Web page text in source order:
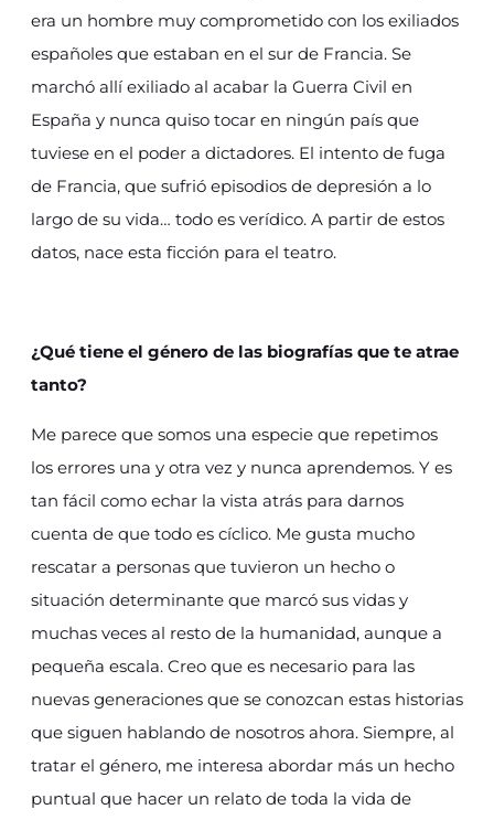
era un hombre muy comprometido con los exiliados
españoles que estaban en el sur de Francia. Se
marchó allí exiliado al acabar la Guerra Civil en
España y nunca quiso tocar en ningún país que
tuviese en el poder a dictadores. El intento de fuga
de Francia, que sufrió episodios de depresión a lo
largo de su vida… todo es verídico. A partir de estos
datos, nace esta ficción para el teatro.
¿Qué tiene el género de las biografías que te atrae
tanto?
Me parece que somos una especie que repetimos
los errores una y otra vez y nunca aprendemos. Y es
tan fácil como echar la vista atrás para darnos
cuenta de que todo es cíclico. Me gusta mucho
rescatar a personas que tuvieron un hecho o
situación determinante que marcó sus vidas y
muchas veces al resto de la humanidad, aunque a
pequeña escala. Creo que es necesario para las
nuevas generaciones que se conozcan estas historias
que siguen hablando de nosotros ahora. Siempre, al
tratar el género, me interesa abordar más un hecho
puntual que hacer un relato de toda la vida de